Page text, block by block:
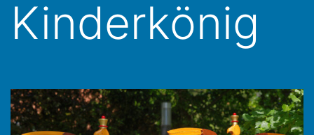
Kinderkönig